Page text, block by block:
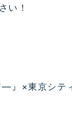
い！
』×東京シテ